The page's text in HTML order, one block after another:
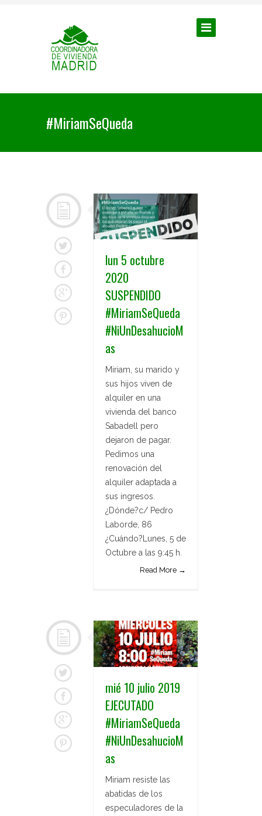
#MiriamSeQueda
lun 5 octubre
2020
SUSPENDIDO
#MiriamSeQueda
#NiUnDesahucioM
as
Miriam, su marido y
sus hijos viven de
alquiler en una
vivienda del banco
Sabadell pero
dejaron de pagar.
Pedimos una
renovación del
alquiler adaptada a
sus ingresos.
¿Dónde?c/ Pedro
Laborde, 86
¿Cuándo?Lunes, 5 de
Octubre a las 9:45 h.
Read More →
mié 10 julio 2019
EJECUTADO
#MiriamSeQueda
#NiUnDesahucioM
as
Miriam resiste las
abatidas de los
especuladores de la